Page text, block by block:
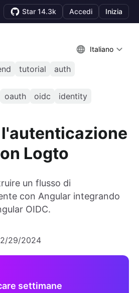
Star 14.3k Accedi Inizia
Italiano
tutorial auth
oauth oidc identity
Logto
un flusso di
con Angular integrando
OIDC.
2/29/2024
settimane